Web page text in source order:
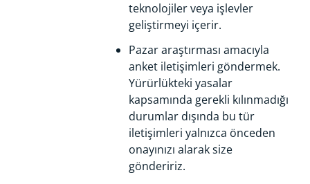
teknolojiler veya işlevler
geliştirmeyi içerir.
Pazar araştırması amacıyla
anket iletişimleri göndermek.
Yürürlükteki yasalar
kapsamında gerekli kılınmadığı
durumlar dışında bu tür
iletişimleri yalnızca önceden
onayınızı alarak size
göndeririz.